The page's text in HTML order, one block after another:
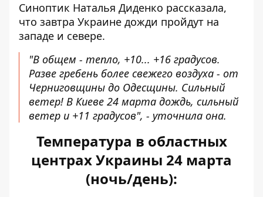
Синоптик Наталья Диденко рассказала,
что завтра Украине дожди пройдут на
западе и севере.
"В общем - тепло, +10... +16 градусов.
Разве гребень более свежего воздуха - от
Черниговщины до Одесщины. Сильный
ветер! В Киеве 24 марта дождь, сильный
ветер и +11 градусов", - уточнила она.
Температура в областных
центрах Украины 24 марта
(ночь/день):